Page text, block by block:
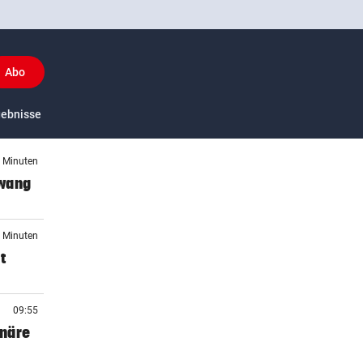
Abo
US-Sport
Minuten
Minuten
09:55